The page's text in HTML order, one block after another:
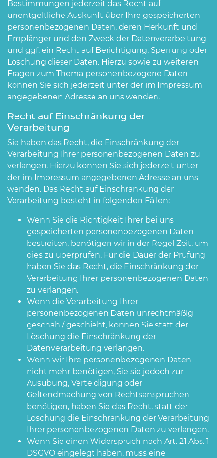
Bestimmungen jederzeit das Recht auf
unentgeltliche Auskunft über Ihre gespeicherten
personenbezogenen Daten, deren Herkunft und
Empfänger und den Zweck der Datenverarbeitung
und ggf. ein Recht auf Berichtigung, Sperrung oder
Löschung dieser Daten. Hierzu sowie zu weiteren
Fragen zum Thema personenbezogene Daten
können Sie sich jederzeit unter der im Impressum
angegebenen Adresse an uns wenden.
Recht auf Einschränkung der
Verarbeitung
Sie haben das Recht, die Einschränkung der
Verarbeitung Ihrer personenbezogenen Daten zu
verlangen. Hierzu können Sie sich jederzeit unter
der im Impressum angegebenen Adresse an uns
wenden. Das Recht auf Einschränkung der
Verarbeitung besteht in folgenden Fällen:
Wenn Sie die Richtigkeit Ihrer bei uns
gespeicherten personenbezogenen Daten
bestreiten, benötigen wir in der Regel Zeit, um
dies zu überprüfen. Für die Dauer der Prüfung
haben Sie das Recht, die Einschränkung der
Verarbeitung Ihrer personenbezogenen Daten
zu verlangen.
Wenn die Verarbeitung Ihrer
personenbezogenen Daten unrechtmäßig
geschah / geschieht, können Sie statt der
Löschung die Einschränkung der
Datenverarbeitung verlangen.
Wenn wir Ihre personenbezogenen Daten
nicht mehr benötigen, Sie sie jedoch zur
Ausübung, Verteidigung oder
Geltendmachung von Rechtsansprüchen
benötigen, haben Sie das Recht, statt der
Löschung die Einschränkung der Verarbeitung
Ihrer personenbezogenen Daten zu verlangen.
Wenn Sie einen Widerspruch nach Art. 21 Abs. 1
DSGVO eingelegt haben, muss eine